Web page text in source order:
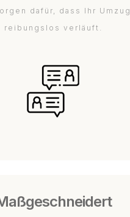
dafür, dass Ihr Umzug
reibungslos verläuft.